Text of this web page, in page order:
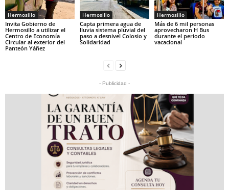
Hermosillo
Invita Gobierno de
Hermosillo a utilizar el
Centro de Economía
Circular al exterior del
Panteón Yáñez
Hermosillo
Capta primera agua de
lluvia sistema pluvial del
paso a desnivel Colosio y
Solidaridad
Hermosillo
Más de 6 mil personas
aprovecharon H Bus
durante el periodo
vacacional
- Publicidad -